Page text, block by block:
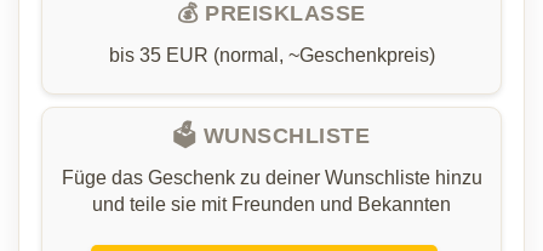
💰 PREISKLASSE
bis 35 EUR (normal, ~Geschenkpreis)
🗳️ WUNSCHLISTE
Füge das Geschenk zu deiner Wunschliste hinzu
und teile sie mit Freunden und Bekannten